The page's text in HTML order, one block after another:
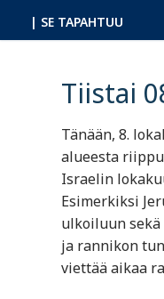
| SE TAPAHTUU
Tiistai
Tänään, 8.
alueesta
Israelin
Esimerkiksi
ulkoiluun sekä
ja rannikon
viettää aikaa